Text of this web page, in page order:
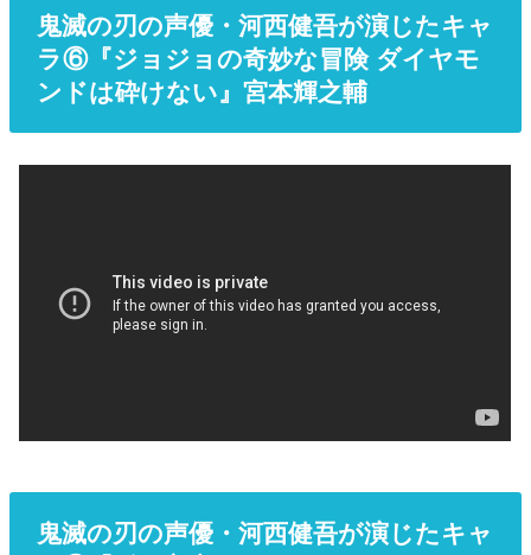
鬼滅の刃の声優・河西健吾が演じたキャ
ラ⑥『ジョジョの奇妙な冒険 ダイヤモ
ンドは砕けない』宮本輝之輔
鬼滅の刃の声優・河西健吾が演じたキャ